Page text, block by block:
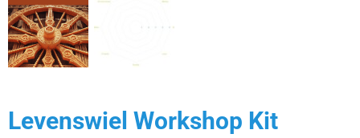
Levenswiel Workshop Kit